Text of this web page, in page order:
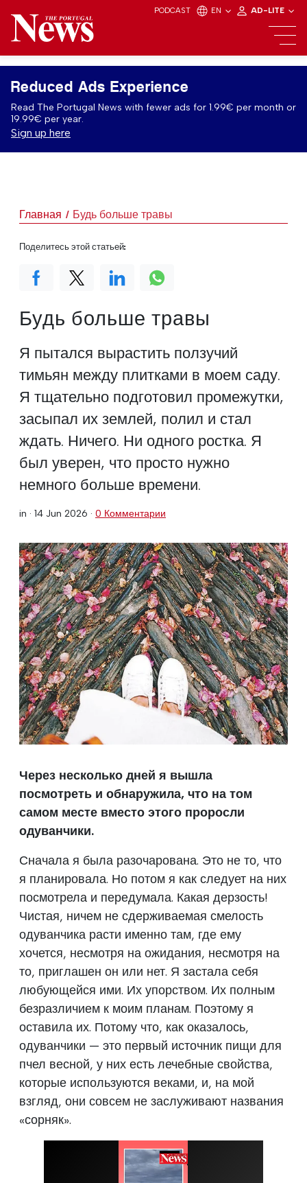
PODCAST EN AD-LITE
Reduced Ads Experience
Read The Portugal News with fewer ads for 1.99€ per month or
19.99€ per year.
Sign up here
Главная Будь больше травы
Будь больше травы
Я пытался вырастить ползучий
тимьян между плитками в моем саду.
Я тщательно подготовил промежутки,
засыпал их землей, полил и стал
ждать. Ничего. Ни одного ростка. Я
был уверен, что просто нужно
немного больше времени.
in · 14 Jun 2026 · 0 Комментарии
Через несколько дней я вышла
посмотреть и обнаружила, что на том
самом месте вместо этого проросли
одуванчики.
Сначала я была разочарована. Это не то, что
я планировала. Но потом я как следует на них
посмотрела и передумала. Какая дерзость!
Чистая, ничем не сдерживаемая смелость
одуванчика расти именно там, где ему
хочется, несмотря на ожидания, несмотря на
то, приглашен он или нет. Я застала себя
любующейся ими. Их упорством. Их полным
безразличием к моим планам. Поэтому я
оставила их. Потому что, как оказалось,
одуванчики — это первый источник пищи для
пчел весной, у них есть лечебные свойства,
которые используются веками, и, на мой
взгляд, они совсем не заслуживают названия
«сорняк».
Поделитесь этой статьей: